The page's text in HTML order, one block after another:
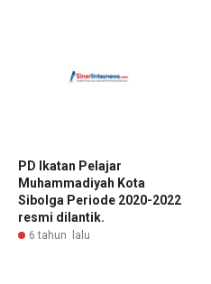
PD Ikatan Pelajar
Muhammadiyah Kota
Sibolga Periode 2020-2022
resmi dilantik.
6 tahun lalu